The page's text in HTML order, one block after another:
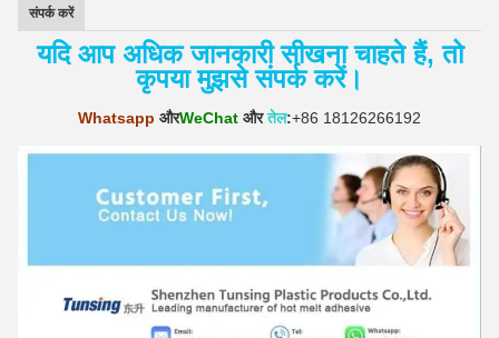
संपर्क करें
यदि आप अधिक जानकारी सीखना चाहते हैं, तो
कृपया मुझसे संपर्क करें।
Whatsapp औरWeChat औरतेल:+86 18126266192